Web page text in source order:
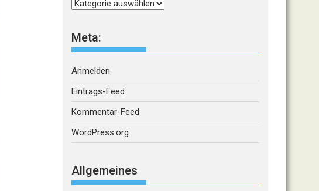
Kategorien
Meta:
Anmelden
Eintrags-Feed
Kommentar-Feed
WordPress.org
Allgemeines